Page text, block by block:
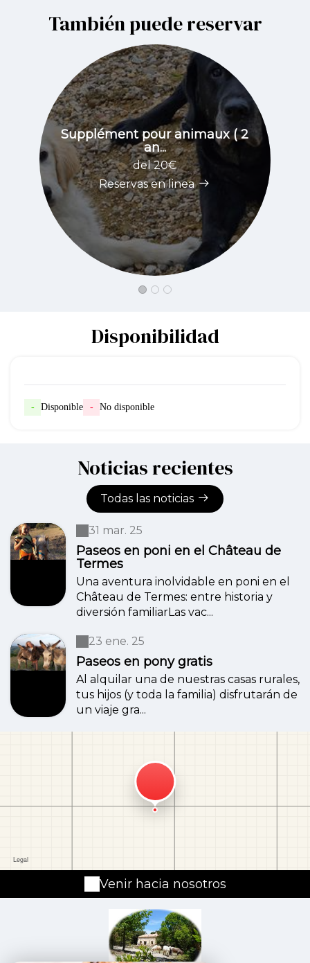
También puede reservar
Supplément pour animaux ( 2
an...
del 20€
Reservas en linea
Disponibilidad
- Disponible - No disponible
Noticias recientes
Todas las noticias
31 mar. 25
Paseos en poni en el Château de
Termes
Una aventura inolvidable en poni en el
Château de Termes: entre historia y
diversión familiarLas vac...
23 ene. 25
Paseos en pony gratis
Al alquilar una de nuestras casas rurales,
tus hijos (y toda la familia) disfrutarán de
un viaje gra...
Venir hacia nosotros